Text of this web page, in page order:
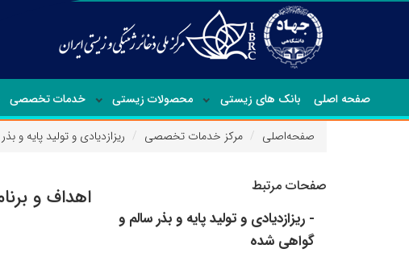
صفحه اصلی بانک های زیستی محصولات زیستی خدمات تخصصی
صفحه‌اصلی مرکز خدمات تخصصی ریزازدیادی و تولید پایه و
اهداف و صفحات مرتبط
- ریزازدیادی و تولید پایه و بذر سالم و
گواهی شده